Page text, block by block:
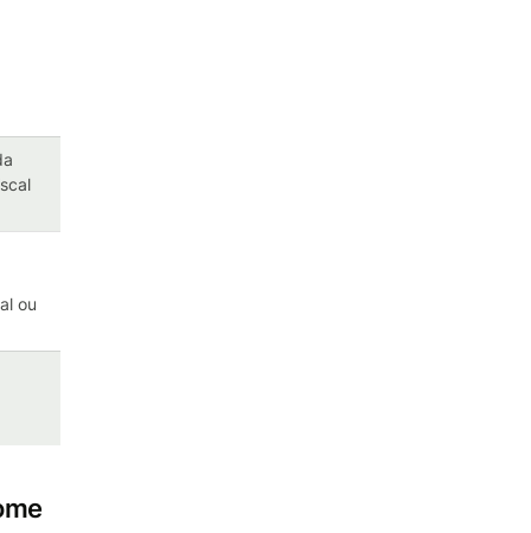
ou